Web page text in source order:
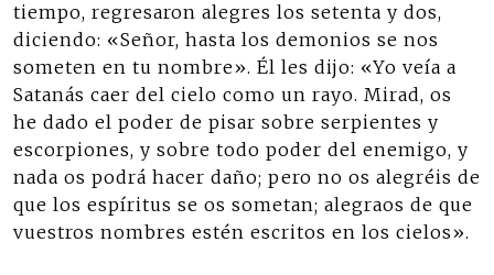
tiempo, regresaron alegres los setenta y dos,
diciendo: «Señor, hasta los demonios se nos
someten en tu nombre». Él les dijo: «Yo veía a
Satanás caer del cielo como un rayo. Mirad, os
he dado el poder de pisar sobre serpientes y
escorpiones, y sobre todo poder del enemigo, y
nada os podrá hacer daño; pero no os alegréis de
que los espíritus se os sometan; alegraos de que
vuestros nombres estén escritos en los cielos».